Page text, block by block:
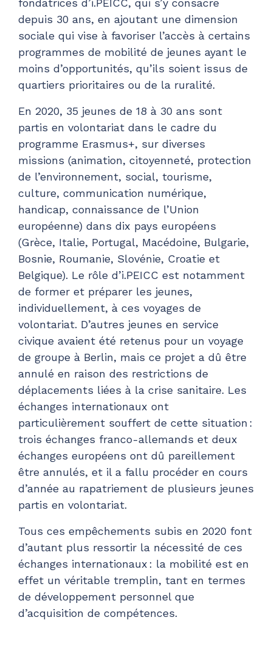
depuis 30 ans, en ajoutant une dimension
sociale qui vise à favoriser l’accès à certains
programmes de mobilité de jeunes ayant le
moins d’opportunités, qu’ils soient issus de
quartiers prioritaires ou de la ruralité.
En 2020, 35 jeunes de 18 à 30 ans sont
partis en volontariat dans le cadre du
programme Erasmus+, sur diverses
missions (animation, citoyenneté, protection
de l’environnement, social, tourisme,
culture, communication numérique,
handicap, connaissance de l’Union
européenne) dans dix pays européens
(Grèce, Italie, Portugal, Macédoine, Bulgarie,
Bosnie, Roumanie, Slovénie, Croatie et
Belgique). Le rôle d’i.PEICC est notamment
de former et préparer les jeunes,
individuellement, à ces voyages de
volontariat. D’autres jeunes en service
civique avaient été retenus pour un voyage
de groupe à Berlin, mais ce projet a dû être
annulé en raison des restrictions de
déplacements liées à la crise sanitaire. Les
échanges internationaux ont
particulièrement souffert de cette situation :
trois échanges franco-allemands et deux
échanges européens ont dû pareillement
être annulés, et il a fallu procéder en cours
d’année au rapatriement de plusieurs jeunes
partis en volontariat.
Tous ces empêchements subis en 2020 font
d’autant plus ressortir la nécessité de ces
échanges internationaux : la mobilité est en
effet un véritable tremplin, tant en termes
de développement personnel que
d’acquisition de compétences.